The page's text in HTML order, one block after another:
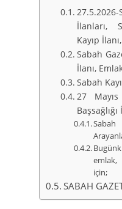
İlanları,
Kayıp
Sabah
İlanı,
Sabah
27
Başsağlığı
emlak,
için;
SABAH